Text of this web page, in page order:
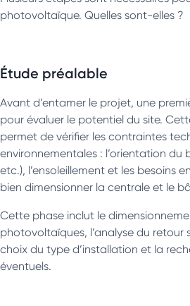
photovoltaïque. Quelles sont-elles ?
Étude préalable
Avant d’entamer le projet, une
pour évaluer le potentiel du site.
permet de vérifier les contraintes
environnementales : l’orientation du
etc.), l’ensoleillement et les besoins
bien dimensionner la centrale et le
Cette phase inclut le
photovoltaïques, l’analyse du retour
choix du type d’installation et la
éventuels.